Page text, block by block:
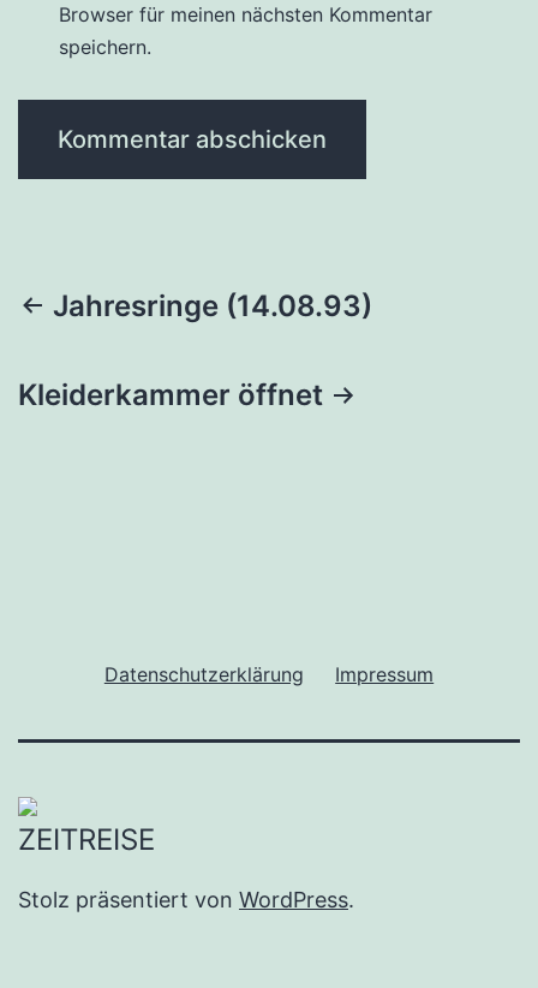
Browser für meinen nächsten Kommentar
speichern.
Beitragsnavigation
Jahresringe (14.08.93)
Kleiderkammer öffnet
Datenschutzerklärung Impressum
Stolz präsentiert von WordPress.